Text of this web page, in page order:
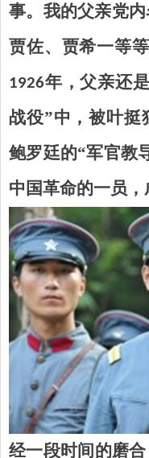
事。 我的父亲党
贾佐、贾希一等
1926年，父亲还
战役”中，被叶挺
鲍罗廷的“军官教
中国革命的一员
经一段时间的磨